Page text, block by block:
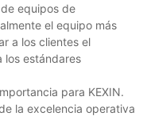
equipos de
el equipo más
a los clientes el
los estándares
para KEXIN.
la excelencia operativa